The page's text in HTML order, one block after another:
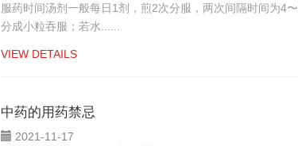
服药时间汤剂一般每日1剂，煎2次分服，两次间隔时间为4
分成小粒吞服；若水......
VIEW DETAILS
中药的用药禁忌
2021-11-17